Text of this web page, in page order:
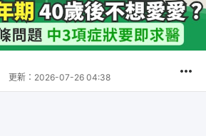
更新： 2026-07-26 04:38